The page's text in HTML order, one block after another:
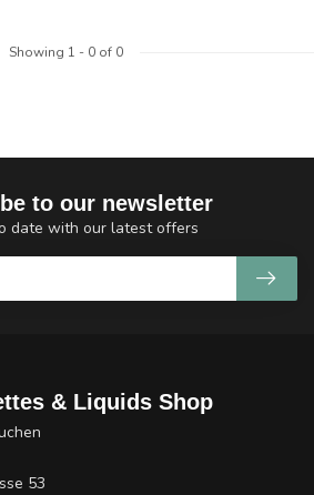
Showing 1 - 0of 0
to our newsletter
date with our latest offers
& Liquids Shop
53